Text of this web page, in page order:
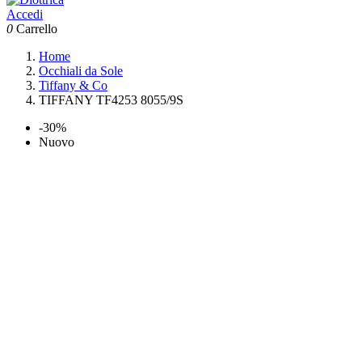
Accedi
0 Carrello
Home
Occhiali da Sole
Tiffany & Co
TIFFANY TF4253 8055/9S
-30%
Nuovo